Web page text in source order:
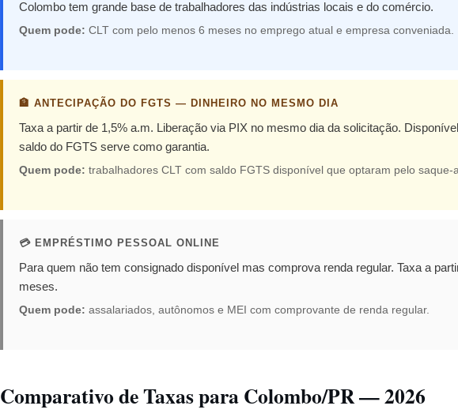
Colombo tem grande base de trabalhadores das indústrias locais e do comércio.
Quem pode: CLT com pelo menos 6 meses no emprego atual e empresa conveniada.
🏦 ANTECIPAÇÃO DO FGTS — DINHEIRO NO MESMO DIA
Taxa a partir de 1,5% a.m. Liberação via PIX no mesmo dia da solicitação.
saldo do FGTS serve como garantia.
Quem pode: trabalhadores CLT com saldo FGTS disponível que optaram pelo saque-
💳 EMPRÉSTIMO PESSOAL ONLINE
Para quem não tem consignado disponível mas comprova renda regular. Taxa a
meses.
Quem pode: assalariados, autônomos e MEI com comprovante de renda regular.
Comparativo de Taxas para Colombo/PR — 2026